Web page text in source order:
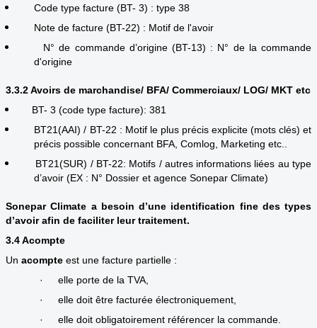
Code type facture (BT- 3) : type 38
Note de facture (BT-22) : Motif de l'avoir
N° de commande d’origine (BT-13) : N° de la commande
d'origine
3.3.2 Avoirs de marchandise/ BFA/ Commerciaux/ LOG/ MKT etc
BT- 3 (code type facture): 381
BT21(AAI) / BT-22 : Motif le plus précis explicite (mots clés) et
précis possible concernant BFA, Comlog, Marketing etc..
BT21(SUR) / BT-22: Motifs / autres informations liées au type
d’avoir (EX : N° Dossier et agence Sonepar Climate)
Sonepar Climate a besoin d’une identification fine des types
d’avoir afin de faciliter leur traitement.
3.4 Acompte
Un acompte est une facture partielle :
·
elle porte de la TVA,
·
elle doit être facturée électroniquement,
·
elle doit obligatoirement référencer la commande.